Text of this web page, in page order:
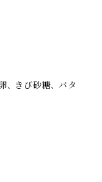
､ きび砂糖､ バタ